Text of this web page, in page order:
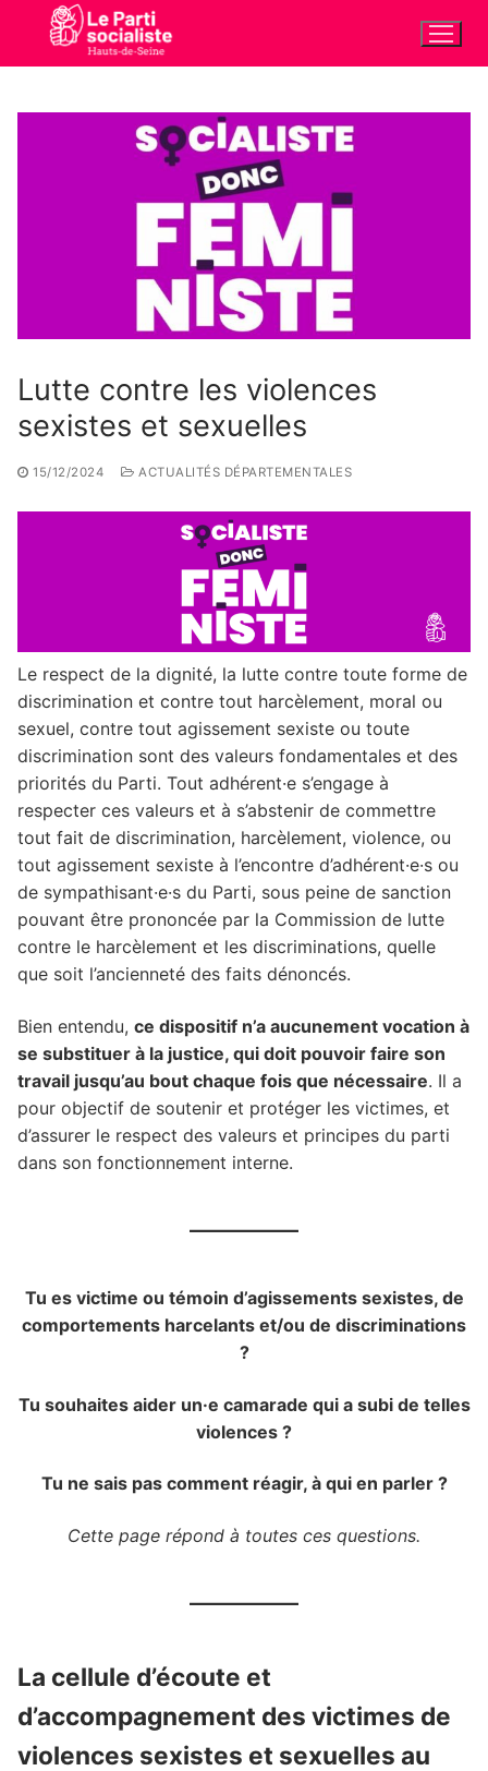
contenu
Lutte contre les violences
sexistes et sexuelles
15/12/2024 ACTUALITÉS DÉPARTEMENTALES
Le respect de la dignité, la lutte contre toute forme de
discrimination et contre tout harcèlement, moral ou
sexuel, contre tout agissement sexiste ou toute
discrimination sont des valeurs fondamentales et des
priorités du Parti. Tout adhérent·e s’engage à
respecter ces valeurs et à s’abstenir de commettre
tout fait de discrimination, harcèlement, violence, ou
tout agissement sexiste à l’encontre d’adhérent·e·s ou
de sympathisant·e·s du Parti, sous peine de sanction
pouvant être prononcée par la Commission de lutte
contre le harcèlement et les discriminations, quelle
que soit l’ancienneté des faits dénoncés.
Bien entendu, ce dispositif n’a aucunement vocation à
se substituer à la justice, qui doit pouvoir faire son
travail jusqu’au bout chaque fois que nécessaire. Il a
pour objectif de soutenir et protéger les victimes, et
d’assurer le respect des valeurs et principes du parti
dans son fonctionnement interne.
Tu es victime ou témoin d’agissements sexistes, de
comportements harcelants et/ou de discriminations
?
Tu souhaites aider un·e camarade qui a subi de telles
violences ?
Tu ne sais pas comment réagir, à qui en parler ?
Cette page répond à toutes ces questions.
La cellule d’écoute et
d’accompagnement des victimes de
violences sexistes et sexuelles au